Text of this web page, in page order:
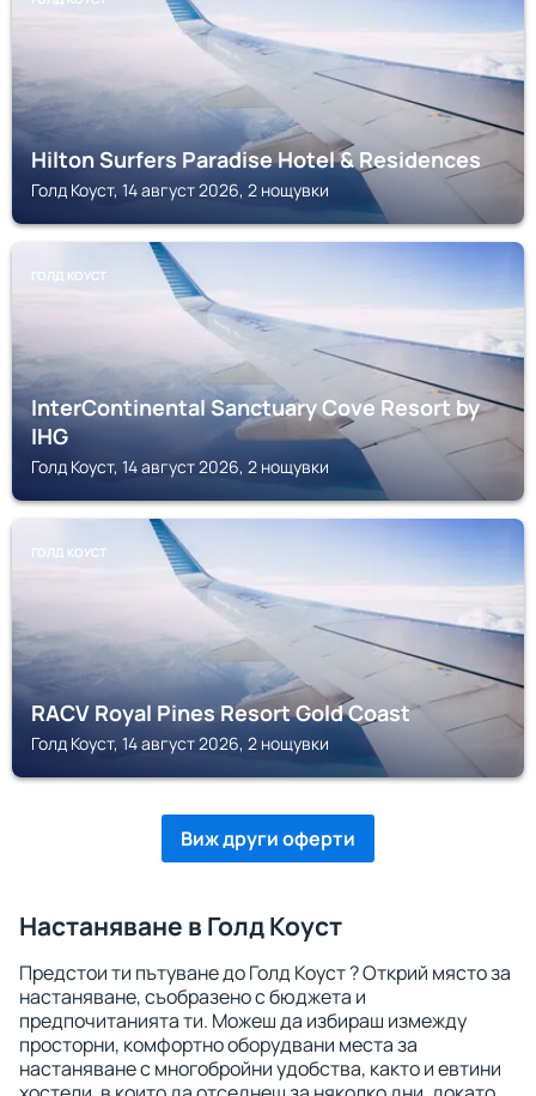
Hilton Surfers Paradise Hotel & Residences
Голд Коуст, 14 август 2026, 2 нощувки
ГОЛД КОУСТ
InterContinental Sanctuary Cove Resort by
IHG
Голд Коуст, 14 август 2026, 2 нощувки
ГОЛД КОУСТ
RACV Royal Pines Resort Gold Coast
Голд Коуст, 14 август 2026, 2 нощувки
Виж други оферти
Настаняване в Голд Коуст
Предстои ти пътуване до Голд Коуст ? Открий място за
настаняване, съобразено с бюджета и
предпочитанията ти. Можеш да избираш измежду
просторни, комфортно оборудвани места за
настаняване с многобройни удобства, както и евтини